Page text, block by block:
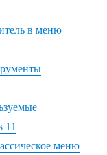
в меню
11
меню